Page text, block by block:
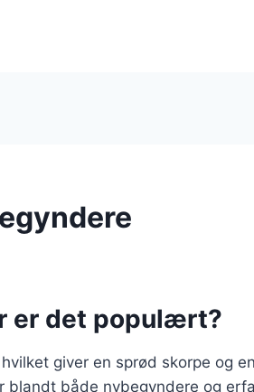
er det populært?
giver en sprød skorpe og
både nybegyndere og